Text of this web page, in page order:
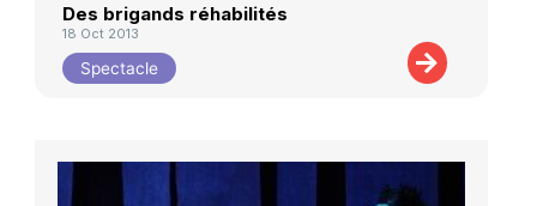
Des brigands réhabilités
18 Oct 2013
Spectacle